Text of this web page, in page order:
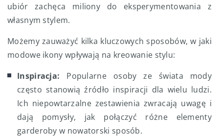
ubiór zachęca miliony do eksperymentowania z
własnym stylem.
Możemy zauważyć kilka kluczowych sposobów, w jaki
modowe ikony wpływają na kreowanie stylu:
Inspiracja: Popularne osoby ze świata mody
często stanowią źródło inspiracji dla wielu ludzi.
Ich niepowtarzalne zestawienia zwracają uwagę i
dają pomysły, jak połączyć różne elementy
garderoby w nowatorski sposób.